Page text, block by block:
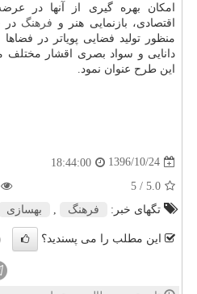
امكان بهره گیری از آنها در
اقتصادی، بازنمایی هنر و فرهنگ در
منظور تولید فضایی پویاتر در
دانایی و سواد بصری اقشار مختلف
این طرح عنوان نمود.
1396/10/24
18:44:00
5.0
/ 5
تگهای خبر:
فرهنگ بهسازی
این مطلب را می پسندید؟